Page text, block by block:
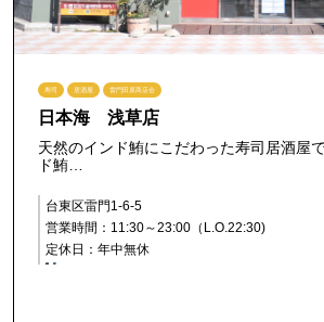
寿司 居酒屋 雷門田原商店会
日本海 浅草店
天然のインド鮪にこだわった寿司居酒屋
ド鮪…
台東区雷門1-6-5
営業時間：11:30～23:00（L.O.22:30)
定休日：年中無休